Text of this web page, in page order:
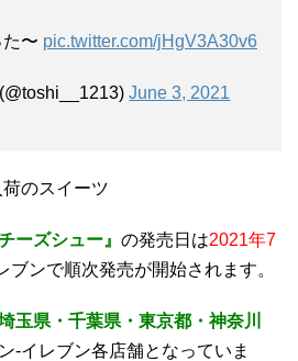
〜 pic.twitter.com/jHgV3A30v6
(@toshi__1213)June 3, 2021
のスイーツ
ーズシュー』 の発売日は2021年7
ブンで順次発売が開始されます。
玉県・千葉県・東京都・神奈川
-イレブン各店舗となっていま